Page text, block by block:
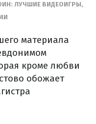
ЛУЧШИЕ ВИДЕОИГРЫ,
материала
кроме любви
обожает